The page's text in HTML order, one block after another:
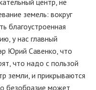
центр, не
земель: вокруг
благоустроенная
у нас главный
Юрий Савенко, что
что надо с пользой
земли, и прикрываются
безобразие может